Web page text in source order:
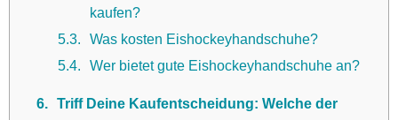
kaufen?
5.3
Was kosten Eishockeyhandschuhe?
5.4
Wer bietet gute Eishockeyhandschuhe an?
6
Triff Deine Kaufentscheidung: Welche der